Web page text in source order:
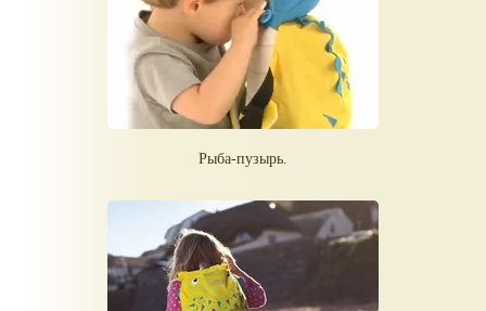
Рыба-пузырь.